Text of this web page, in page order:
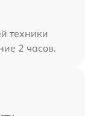
техники
2 часов.